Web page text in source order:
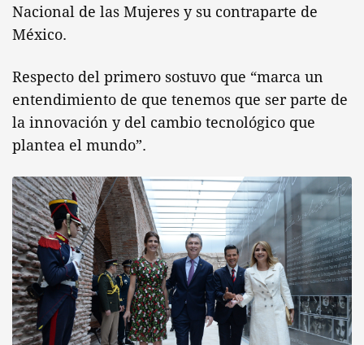
Nacional de las Mujeres y su contraparte de
México.
Respecto del primero sostuvo que “marca un
entendimiento de que tenemos que ser parte de
la innovación y del cambio tecnológico que
plantea el mundo”.